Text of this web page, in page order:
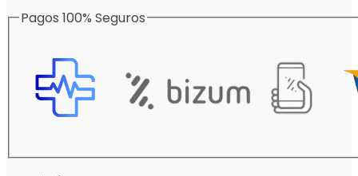
Pagos 100% Seguros